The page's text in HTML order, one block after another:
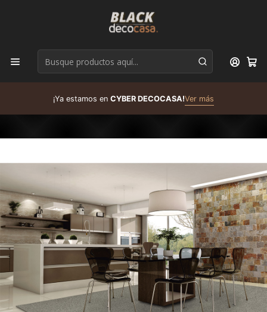
¡Ya estamos en CYBER DECOCASA!Ver más